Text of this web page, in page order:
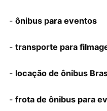
- ônibus para eventos
- transporte para
- locação de ônibus
- frota de ônibus para